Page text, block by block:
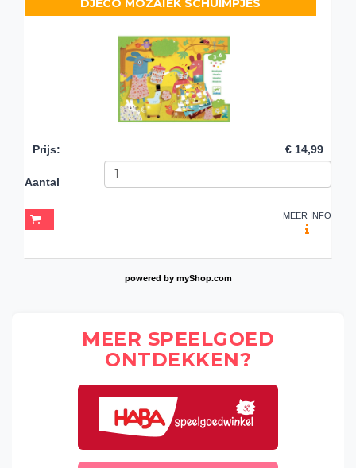
Prijs: € 14,99
Aantal
MEER INFO
powered by myShop.com
MEER SPEELGOED
ONTDEKKEN?